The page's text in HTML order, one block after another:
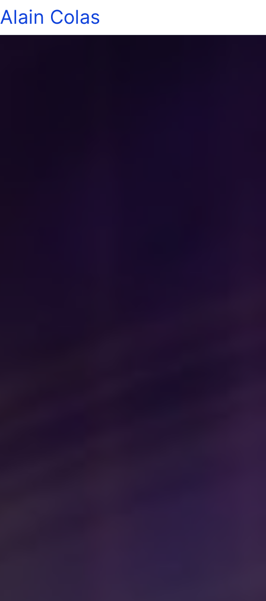
Alain Colas